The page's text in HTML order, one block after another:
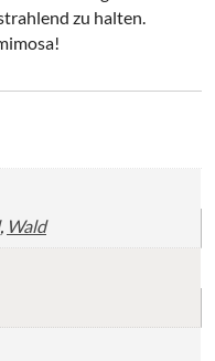
zu halten.
, Wald